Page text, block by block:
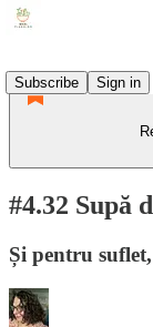
Subscribe
Sign in
#4.32 Supă
Și pentru